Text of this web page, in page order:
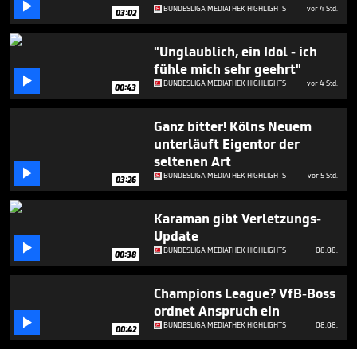
minute,
30
seconds
 03:02 BUNDESLIGA MEDIATHEK HIGHLIGHTS vor 4 Std.
 00:43
"Unglaublich, ein Idol - ich
fühle mich sehr geehrt"
BUNDESLIGA MEDIATHEK HIGHLIGHTS vor 4 Std.
 03:26
Ganz bitter! Kölns Neuem
unterläuft Eigentor der
seltenen Art
BUNDESLIGA MEDIATHEK HIGHLIGHTS vor 5 Std.
 00:38
Karaman gibt Verletzungs-
Update
BUNDESLIGA MEDIATHEK HIGHLIGHTS 08.08.
 00:42
Champions League? VfB-Boss
ordnet Anspruch ein
BUNDESLIGA MEDIATHEK HIGHLIGHTS 08.08.